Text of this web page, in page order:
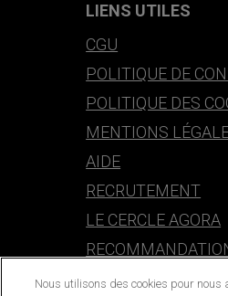
LIENS UTILES
CGU
POLITIQUE DE
POLITIQUE DES
MENTIONS
AIDE
RECRUTEMENT
LE CERCLE AGORA
Nous utilisons des cookies pour nous